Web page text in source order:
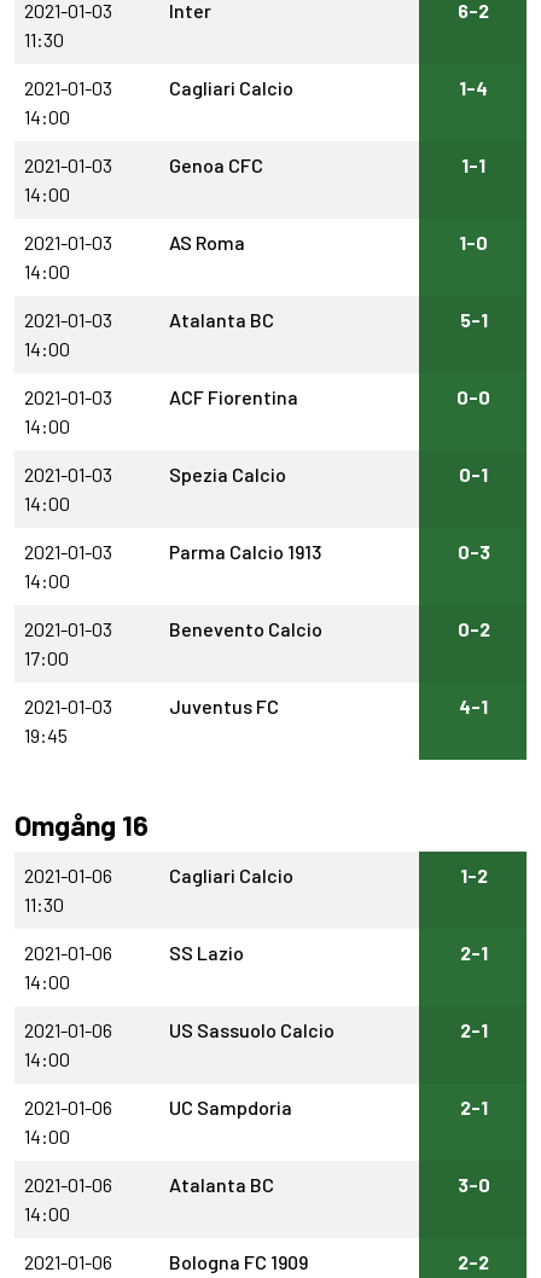
2021-01-03
11:30
Inter 6-2
2021-01-03
14:00
Cagliari Calcio 1-4
2021-01-03
14:00
Genoa CFC 1-1
2021-01-03
14:00
AS Roma 1-0
2021-01-03
14:00
Atalanta BC 5-1
2021-01-03
14:00
ACF Fiorentina 0-0
2021-01-03
14:00
Spezia Calcio 0-1
2021-01-03
14:00
Parma Calcio 1913 0-3
2021-01-03
17:00
Benevento Calcio 0-2
2021-01-03
19:45
Juventus FC 4-1
Omgång 16
2021-01-06
11:30
Cagliari Calcio 1-2
2021-01-06
14:00
SS Lazio 2-1
2021-01-06
14:00
US Sassuolo Calcio 2-1
2021-01-06
14:00
UC Sampdoria 2-1
2021-01-06
14:00
Atalanta BC 3-0
2021-01-06
Bologna FC 1909 2-2